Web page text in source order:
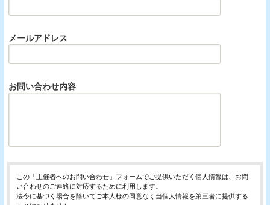
メールアドレス
お問い合わせ内容
この「主催者へのお問い合わせ」フォームでご提供いただく個人情報は、お問
い合わせのご連絡に対応するために利用します。
法令に基づく場合を除いてご本人様の同意なく当個人情報を第三者に提供する